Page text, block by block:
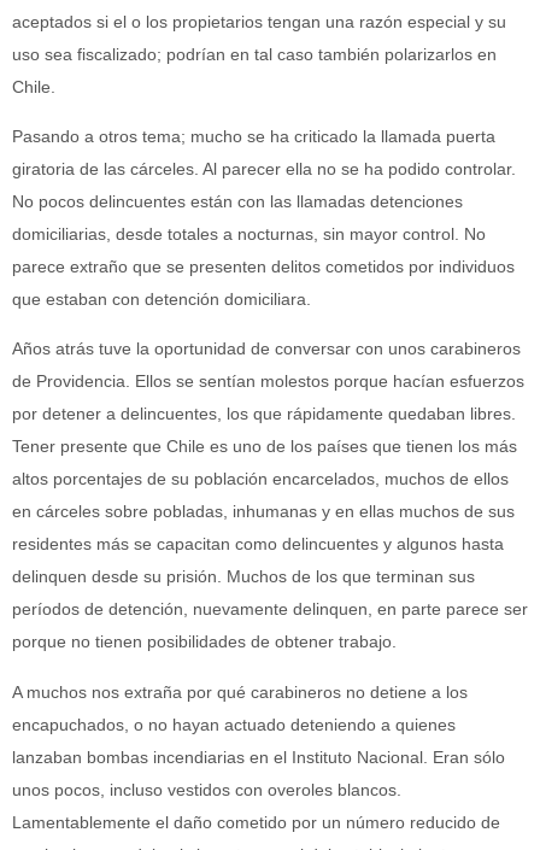
aceptados si el o los propietarios tengan una razón especial y su
uso sea fiscalizado; podrían en tal caso también polarizarlos en
Chile.
Pasando a otros tema; mucho se ha criticado la llamada puerta
giratoria de las cárceles. Al parecer ella no se ha podido controlar.
No pocos delincuentes están con las llamadas detenciones
domiciliarias, desde totales a nocturnas, sin mayor control. No
parece extraño que se presenten delitos cometidos por individuos
que estaban con detención domiciliara.
Años atrás tuve la oportunidad de conversar con unos carabineros
de Providencia. Ellos se sentían molestos porque hacían esfuerzos
por detener a delincuentes, los que rápidamente quedaban libres.
Tener presente que Chile es uno de los países que tienen los más
altos porcentajes de su población encarcelados, muchos de ellos
en cárceles sobre pobladas, inhumanas y en ellas muchos de sus
residentes más se capacitan como delincuentes y algunos hasta
delinquen desde su prisión. Muchos de los que terminan sus
períodos de detención, nuevamente delinquen, en parte parece ser
porque no tienen posibilidades de obtener trabajo.
A muchos nos extraña por qué carabineros no detiene a los
encapuchados, o no hayan actuado deteniendo a quienes
lanzaban bombas incendiarias en el Instituto Nacional. Eran sólo
unos pocos, incluso vestidos con overoles blancos.
Lamentablemente el daño cometido por un número reducido de